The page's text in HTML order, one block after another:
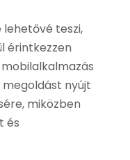
teszi,
érintkezzen
nyújt
miközben
és